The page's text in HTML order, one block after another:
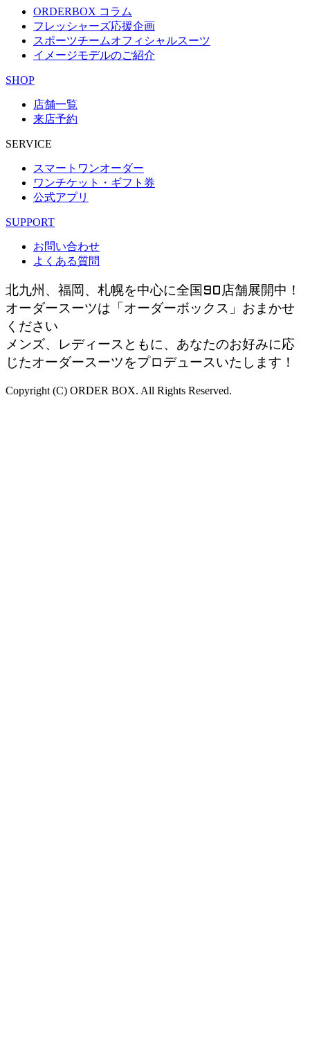
ORDERBOX コラム
フレッシャーズ応援企画
スポーツチームオフィシャルスーツ
イメージモデルのご紹介
SHOP
店舗一覧
来店予約
SERVICE
スマートワンオーダー
ワンチケット・ギフト券
公式アプリ
SUPPORT
お問い合わせ
よくある質問
北九州、福岡、札幌を中心に全国90店舗展開中！
オーダースーツは「オーダーボックス」おまかせ
ください
メンズ、レディースともに、あなたのお好みに応
じたオーダースーツをプロデュースいたします！
Copyright (C) ORDER BOX. All Rights Reserved.